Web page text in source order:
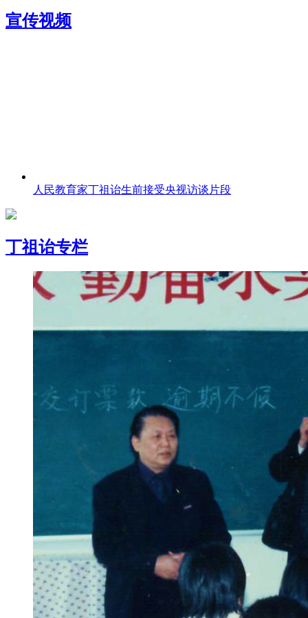
宣传视频
人民教育家丁祖诒生前接受央视访谈片段
丁祖诒专栏